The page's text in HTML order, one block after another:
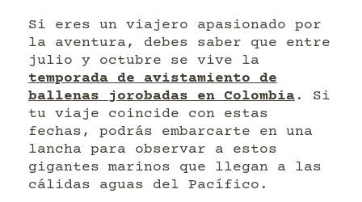
Si eres un viajero apasionado por
la aventura, debes saber que entre
julio y octubre se vive la
temporada de avistamiento de
ballenas jorobadas en Colombia . Si
tu viaje coincide con estas
fechas, podrás embarcarte en una
lancha para observar a estos
gigantes marinos que llegan a las
cálidas aguas del Pacífico.